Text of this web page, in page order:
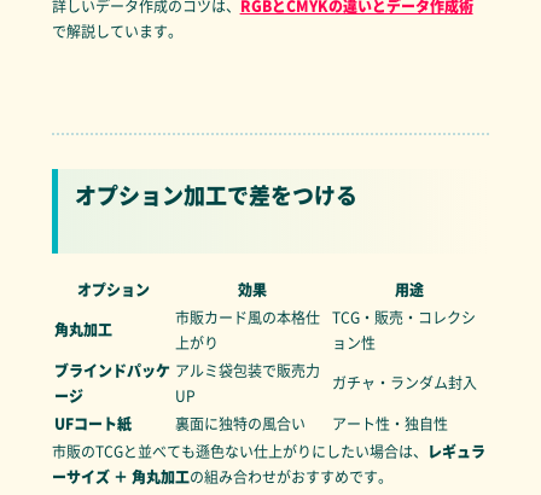
詳しいデータ作成のコツは、 RGBとCMYKの違いとデータ作成術
で解説しています。
オプション加工で差をつける
オプション 効果
用途
角丸加工
市販カード風の本格仕
上がり
TCG・販売・コレクシ
ョン性
ブラインドパッケ
ージ
アルミ袋包装で販売力
UP
ガチャ・ランダム封入
UFコート紙
裏面に独特の風合い
アート性・独自性
市販のTCGと並べても遜色ない仕上がりにしたい場合は、
レギュラ
ーサイズ ＋ 角丸加工の組み合わせがおすすめです。